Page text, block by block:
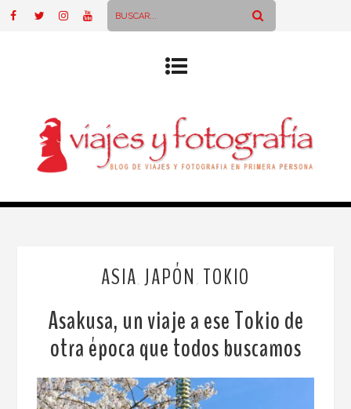
ASIA JAPÓN TOKIO
Asakusa, un viaje a ese Tokio de
otra época que todos buscamos